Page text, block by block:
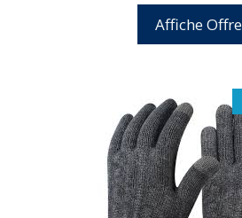
Affiche Offre